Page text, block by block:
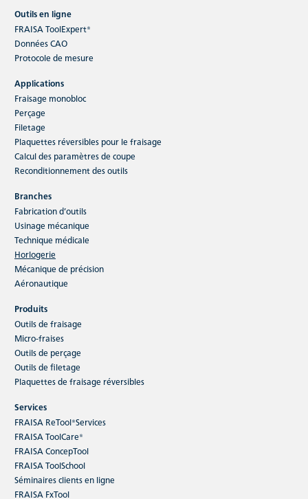
Sphericut
Sphericut apporte sécurité des processus et
rapidité à l'usinage 3D – dans les aciers à haute
résistance…
Outils en ligne
FRAISA ToolExpert®
Données CAO
Protocole de mesure
Applications
Fraisage monobloc
Perçage
Filetage
Plaquettes réversibles pour le fraisage
Calcul des paramètres de coupe
Reconditionnement des outils
Branches
Fabrication d’outils
Usinage mécanique
Technique médicale
Horlogerie
Mécanique de précision
Aéronautique
Produits
Outils de fraisage
Micro-fraises
Outils de perçage
Outils de filetage
Plaquettes de fraisage réversibles
Services
FRAISA ReTool®Services
FRAISA ToolCare®
FRAISA ConcepTool
FRAISA ToolSchool
Séminaires clients en ligne
FRAISA FxTool